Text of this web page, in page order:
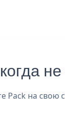
Pack на свою